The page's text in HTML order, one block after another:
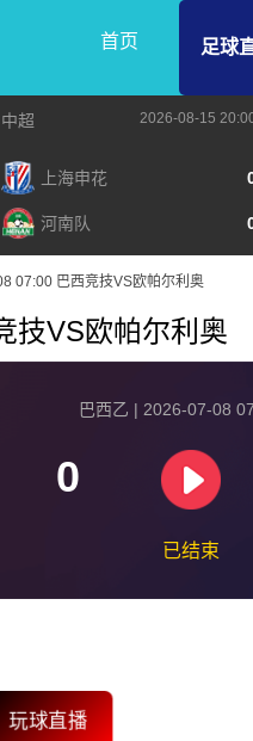
首页 足球
中超 2026-08-15
上海申花
河南队
07:00 巴西竞技VS欧帕尔利奥
技VS欧帕尔利奥
巴西乙 | 2026-07-08
0
已结束
玩球直播
技VS欧帕尔利奥